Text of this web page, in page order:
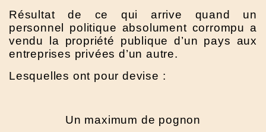
Résultat de ce qui arrive quand un
personnel politique absolument corrompu a
vendu la propriété publique d’un pays aux
entreprises privées d’un autre.
Lesquelles ont pour devise :
Un maximum de pognon